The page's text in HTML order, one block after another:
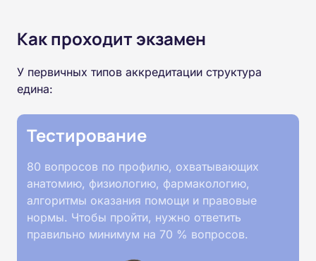
Как проходит экзамен
У первичных типов аккредитации структура
едина:
Тестирование
80 вопросов по профилю, охватывающих
анатомию, физиологию, фармакологию,
алгоритмы оказания помощи и правовые
нормы. Чтобы пройти, нужно ответить
правильно минимум на 70 % вопросов.